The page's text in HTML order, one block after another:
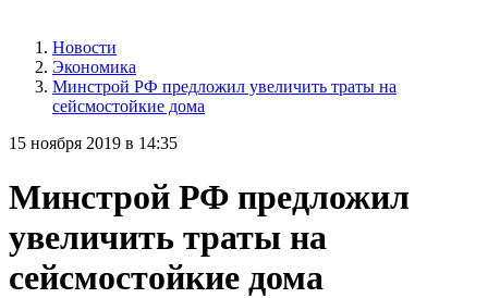
Новости
Экономика
Минстрой РФ предложил увеличить траты на
сейсмостойкие дома
15 ноября 2019 в 14:35
Минстрой РФ предложил
увеличить траты на
сейсмостойкие дома